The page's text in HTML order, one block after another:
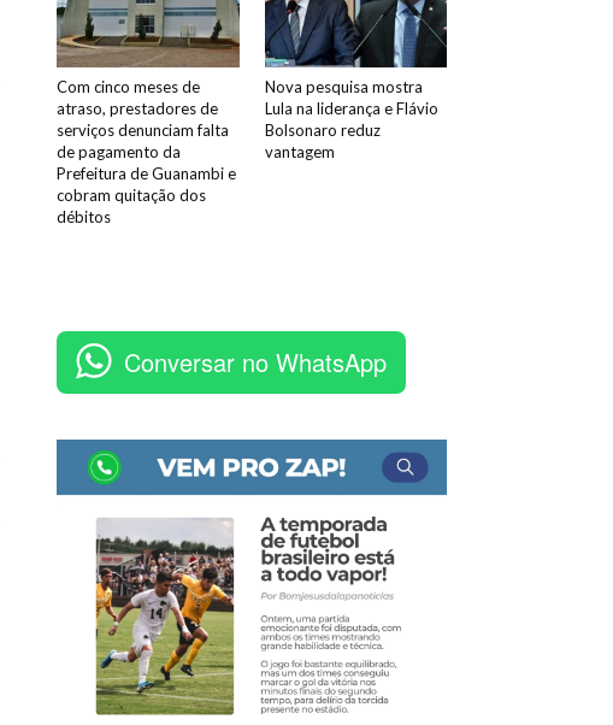
Com cinco meses de
atraso, prestadores de
serviços denunciam falta
de pagamento da
Prefeitura de Guanambi e
cobram quitação dos
débitos
Nova pesquisa mostra
Lula na liderança e Flávio
Bolsonaro reduz
vantagem
Conversar no WhatsApp